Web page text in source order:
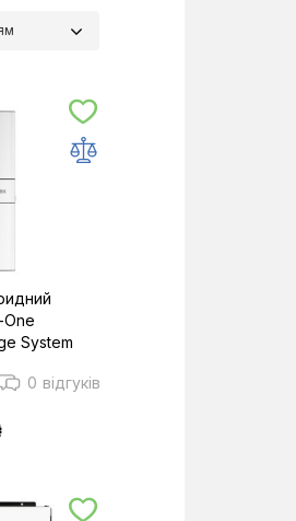
One
System
0 відгуків